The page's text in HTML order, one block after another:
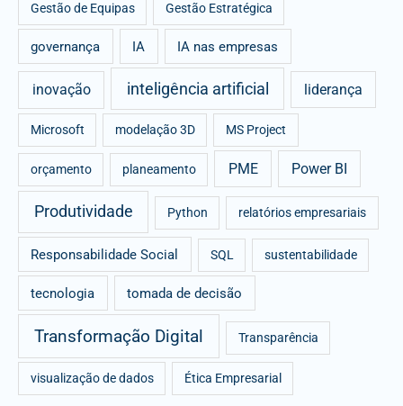
Gestão de Equipas Gestão Estratégica
governança IA IA nas empresas
inovação inteligência artificial liderança
Microsoft modelação 3D MS Project
orçamento planeamento PME Power BI
Produtividade Python relatórios empresariais
Responsabilidade Social SQL sustentabilidade
tecnologia tomada de decisão
Transformação Digital Transparência
visualização de dados Ética Empresarial